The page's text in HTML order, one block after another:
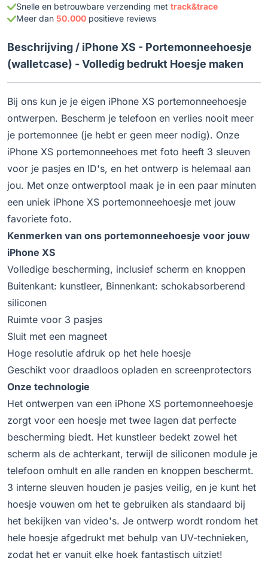
Snelle en betrouwbare verzending met track&trace
Meer dan 50.000 positieve reviews
Beschrijving / iPhone XS - Portemonneehoesje
(walletcase) - Volledig bedrukt Hoesje maken
Bij ons kun je je eigen iPhone XS portemonneehoesje
ontwerpen. Bescherm je telefoon en verlies nooit meer
je portemonnee (je hebt er geen meer nodig). Onze
iPhone XS portemonneehoes met foto heeft 3 sleuven
voor je pasjes en ID's, en het ontwerp is helemaal aan
jou. Met onze ontwerptool maak je in een paar minuten
een uniek iPhone XS portemonneehoesje met jouw
favoriete foto.
Kenmerken van ons portemonneehoesje voor jouw
iPhone XS
Volledige bescherming, inclusief scherm en knoppen
Buitenkant: kunstleer, Binnenkant: schokabsorberend
siliconen
Ruimte voor 3 pasjes
Sluit met een magneet
Hoge resolutie afdruk op het hele hoesje
Geschikt voor draadloos opladen en screenprotectors
Onze technologie
Het ontwerpen van een iPhone XS portemonneehoesje
zorgt voor een hoesje met twee lagen dat perfecte
bescherming biedt. Het kunstleer bedekt zowel het
scherm als de achterkant, terwijl de siliconen module je
telefoon omhult en alle randen en knoppen beschermt.
3 interne sleuven houden je pasjes veilig, en je kunt het
hoesje vouwen om het te gebruiken als standaard bij
het bekijken van video's. Je ontwerp wordt rondom het
hele hoesje afgedrukt met behulp van UV-technieken,
zodat het er vanuit elke hoek fantastisch uitziet!